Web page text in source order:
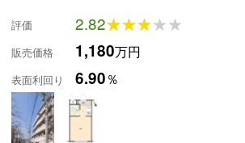
評価 2.82★★★★★
★★★★★
販売価格 1,180万円
表面利回り 6.90％